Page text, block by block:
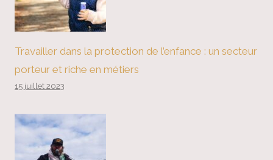
Travailler dans la protection de l’enfance : un secteur
porteur et riche en métiers
15 juillet 2023